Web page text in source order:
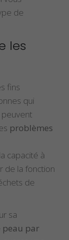
de
les
fins
qui
problèmes
capacité à
de la fonction
de
sa
peau par